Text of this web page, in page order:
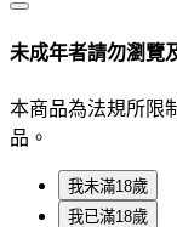
未成年者請勿瀏覽
本商品為法規所限
品。
我未滿18歲
我已滿18歲